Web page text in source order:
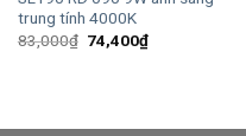
trung tính 4000K
83,000₫ Giá
gốc
74,400₫Giá
hiện